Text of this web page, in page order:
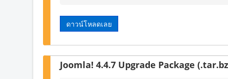
ดาวน์โหลดเลย
Joomla! 4.4.7 Upgrade Package